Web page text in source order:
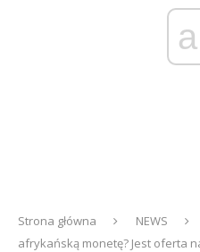
Strona główna NEWS
afrykańską monetę? Jest oferta